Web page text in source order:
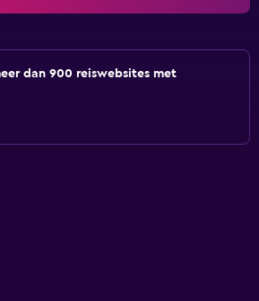
dan 900 reiswebsites met